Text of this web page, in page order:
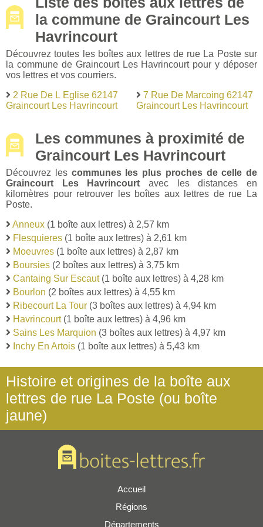
la commune de Graincourt Les
Havrincourt
Découvrez toutes les boîtes aux lettres de rue La Poste sur
la commune de Graincourt Les Havrincourt pour y déposer
vos lettres et vos courriers.
2 Rue De L Eglise 62147
Graincourt Les Havrincourt
7 Rue De Marcoing 62147
Graincourt Les Havrincourt
Les communes à proximité de
Graincourt Les Havrincourt
Découvrez les communes les plus proches de celle de
Graincourt Les Havrincourt avec les distances en
kilomètres pour retrouver les boîtes aux lettres de rue La
Poste.
Anneux (1 boîte aux lettres) à 2,57 km
Flesquieres (1 boîte aux lettres) à 2,61 km
Moeuvres (1 boîte aux lettres) à 2,87 km
Boursies (2 boîtes aux lettres) à 3,75 km
Cantaing Sur Escaut(1 boîte aux lettres) à 4,28 km
Bourlon (2 boîtes aux lettres) à 4,55 km
Ribecourt La Tour (3 boîtes aux lettres) à 4,94 km
Havrincourt(1 boîte aux lettres) à 4,96 km
Sains Les Marquion (3 boîtes aux lettres) à 4,97 km
Inchy En Artois (1 boîte aux lettres) à 5,43 km
Histoire et origines de la boîte aux
lettres de rue La Poste (ou boîte
jaune)
Accueil
Régions
Départements